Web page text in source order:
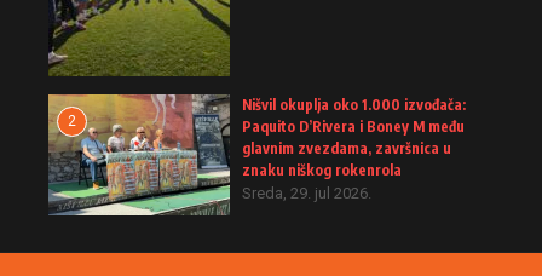
2
Nišvil okuplja oko 1.000 izvođača:
Paquito D’Rivera i Boney M među
glavnim zvezdama, završnica u
znaku niškog rokenrola
Sreda, 29. jul 2026.